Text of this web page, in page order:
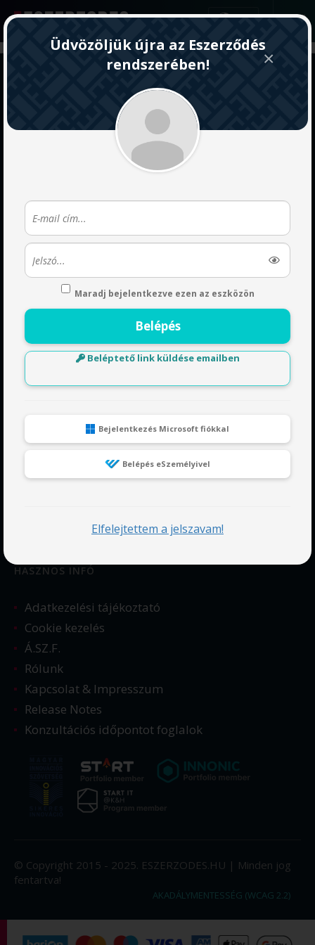
HU
Nem kaptál választ egy
Írj nekünk emailt, 24 órán belül válaszolunk!
E.info@eszerzodes.hu
időpontfoglalás
Tudásbázis
Árak
Telepíthető szerződés sablonok
HASZNOS INFÓ
Adatkezelési tájékoztató
Cookie kezelés
Á.SZ.F.
Rólunk
Kapcsolat & Impresszum
Release Notes
Konzultációs időpontot foglalok
© Copyright 2015 - 2025. ESZERZODES.HU | Minden jog
fentartva!
AKADÁLYMENTESSÉG (WCAG 2.2)
Üdvözöljük újra az Eszerződés
rendszerében!
Maradj bejelentkezve ezen az eszközön
Belépés
Beléptető link küldése emailben
Bejelentkezés Microsoft fiókkal
Belépés eSzemélyivel
Elfelejtettem a jelszavam!
×